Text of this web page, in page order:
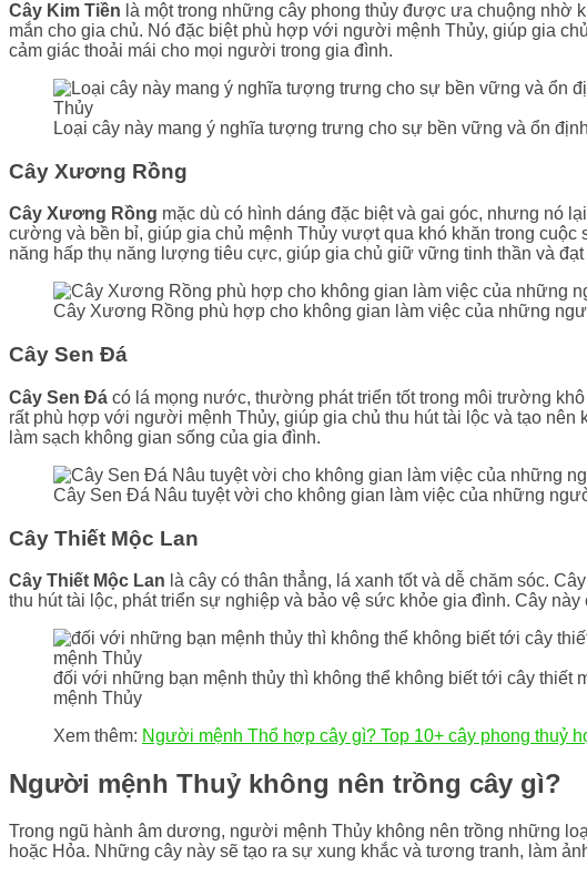
Cây Kim Tiền là một trong những cây phong thủy được ưa chuộng nhờ
mắn cho gia chủ. Nó đặc biệt phù hợp với người mệnh Thủy, giúp gia
cảm giác thoải mái cho mọi người trong gia đình.
Loại cây này mang ý nghĩa tượng trưng cho sự bền vững và ổn
Cây Xương Rồng
Cây Xương Rồng mặc dù có hình dáng đặc biệt và gai góc, nhưng nó
cường và bền bỉ, giúp gia chủ mệnh Thủy vượt qua khó khăn trong
năng hấp thụ năng lượng tiêu cực, giúp gia chủ giữ vững tinh thần và
Cây Xương Rồng phù hợp cho không gian làm việc của những
Cây Sen Đá
Cây Sen Đá có lá mọng nước, thường phát triển tốt trong môi trường
rất phù hợp với người mệnh Thủy, giúp gia chủ thu hút tài lộc và tạo
làm sạch không gian sống của gia đình.
Cây Sen Đá Nâu tuyệt vời cho không gian làm việc của những
Cây Thiết Mộc Lan
Cây Thiết Mộc Lan là cây có thân thẳng, lá xanh tốt và dễ chăm sóc.
thu hút tài lộc, phát triển sự nghiệp và bảo vệ sức khỏe gia đình. Cây
đối với những bạn mệnh thủy thì không thể không biết tới cây thiết
mệnh Thủy
Xem thêm: Người mệnh Thổ hợp cây gì? Top 10+ cây phong thuỷ
Người mệnh Thuỷ không nên trồng cây gì?
Trong ngũ hành âm dương, người mệnh Thủy không nên trồng những
hoặc Hỏa. Những cây này sẽ tạo ra sự xung khắc và tương tranh, làm